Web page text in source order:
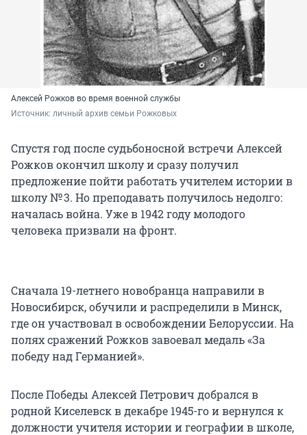
Алексей Рожков во время военной службы
Источник: личный архив семьи Рожковых
Спустя год после судьбоносной встречи Алексей
Рожков окончил школу и сразу получил
предложение пойти работать учителем истории в
школу № 3. Но преподавать получилось недолго:
началась война. Уже в 1942 году молодого
человека призвали на фронт.
Сначала 19-летнего новобранца направили в
Новосибирск, обучили и распределили в Минск,
где он участвовал в освобождении Белоруссии. На
полях сражений Рожков завоевал медаль «За
победу над Германией».
После Победы Алексей Петрович добрался в
родной Киселевск в декабре 1945-го и вернулся к
должности учителя истории и географии в школе,